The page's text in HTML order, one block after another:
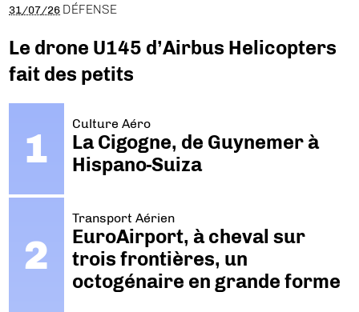
31/07/26 DÉFENSE
Le drone U145 d’Airbus Helicopters
fait des petits
Culture Aéro
La Cigogne, de Guynemer à
Hispano-Suiza
Transport Aérien
EuroAirport, à cheval sur
trois frontières, un
octogénaire en grande forme